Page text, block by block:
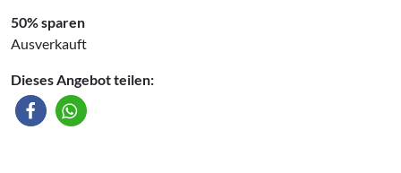
50% sparen
Ausverkauft
Dieses Angebot teilen: